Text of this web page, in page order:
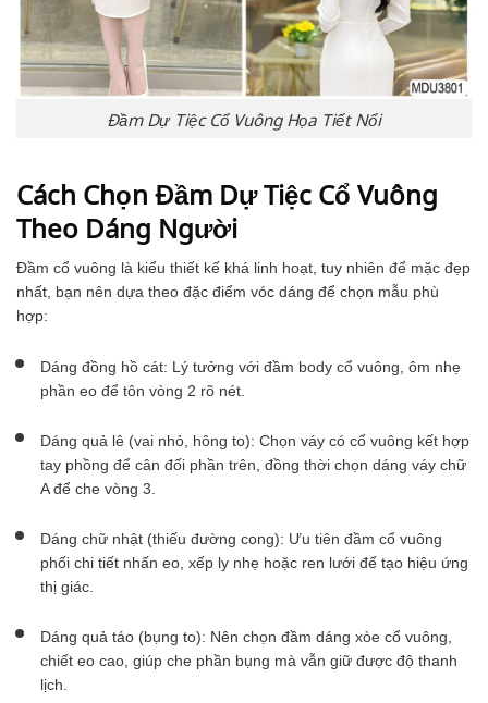
Đầm Dự Tiệc Cổ Vuông Họa Tiết Nổi
Cách Chọn Đầm Dự Tiệc Cổ Vuông
Theo Dáng Người
Đầm cổ vuông là kiểu thiết kế khá linh hoạt, tuy nhiên để mặc đẹp
nhất, bạn nên dựa theo đặc điểm vóc dáng để chọn mẫu phù
hợp:
Dáng đồng hồ cát: Lý tưởng với đầm body cổ vuông, ôm nhẹ
phần eo để tôn vòng 2 rõ nét.
Dáng quả lê (vai nhỏ, hông to): Chọn váy có cổ vuông kết hợp
tay phồng để cân đối phần trên, đồng thời chọn dáng váy chữ
A để che vòng 3.
Dáng chữ nhật (thiếu đường cong): Ưu tiên đầm cổ vuông
phối chi tiết nhấn eo, xếp ly nhẹ hoặc ren lưới để tạo hiệu ứng
thị giác.
Dáng quả táo (bụng to): Nên chọn đầm dáng xòe cổ vuông,
chiết eo cao, giúp che phần bụng mà vẫn giữ được độ thanh
lịch.